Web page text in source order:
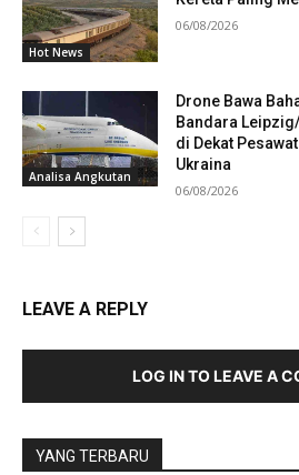
Hot News
06/08/2026
Analisa Angkutan
Drone Bawa
Bandara
di Dekat
Ukraina
06/08/2026
LEAVE A REPLY
LOG IN TO LEAVE A
YANG TERBARU